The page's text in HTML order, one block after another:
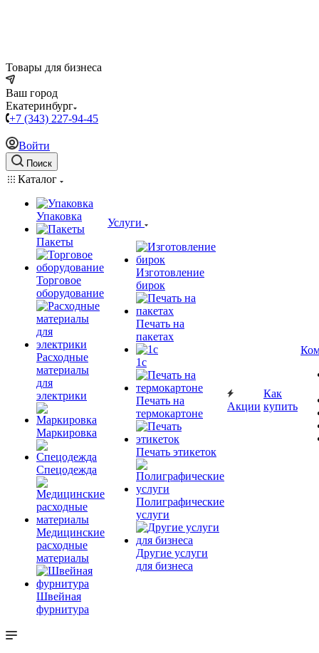
Товары для бизнеса
Ваш город
Екатеринбург
+7 (343) 227-94-45
Войти
Поиск
Каталог
Упаковка
Пакеты
Торговое
оборудование
Расходные
материалы
для
электрики
Маркировка
Спецодежда
Медицинские
расходные
материалы
Швейная
фурнитура
Услуги
Изготовление
бирок
Печать на
пакетах
1c
Печать на
термокартоне
Печать этикеток
Полиграфические
услуги
Другие услуги
для бизнеса
Акции
Как
купить